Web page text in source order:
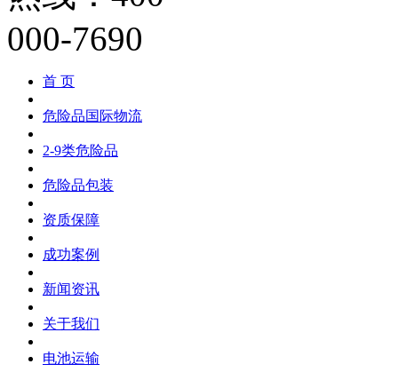
首 页
危险品国际物流
2-9类危险品
危险品包装
资质保障
成功案例
新闻资讯
关于我们
电池运输